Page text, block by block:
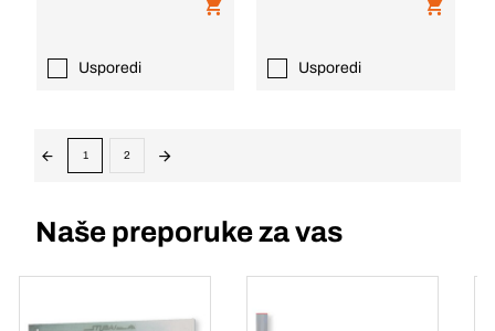
Usporedi Usporedi
1 2
Naše preporuke za vas